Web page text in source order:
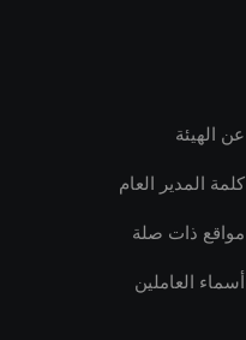
عن الهيئة
كلمة المدير العام
مواقع ذات صلة
أسماء العاملين